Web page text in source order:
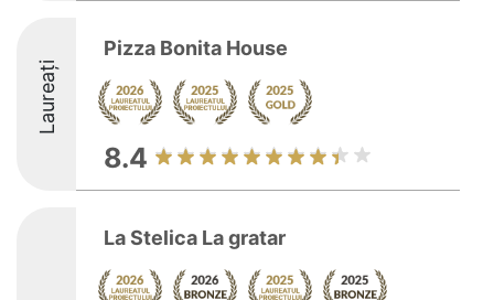
Laureați
Pizza Bonita House
8.4
La Stelica La gratar